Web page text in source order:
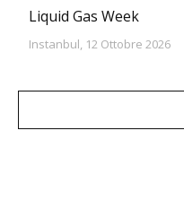
Liquid Gas Week
Instanbul, 12 Ottobre 2026